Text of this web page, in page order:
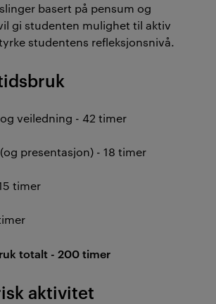
basert på pensum og
gi studenten mulighet til aktiv
studentens refleksjonsnivå.
veiledning - 42 timer
presentasjon) - 18 timer
timer
totalt - 200 timer
aktivitet